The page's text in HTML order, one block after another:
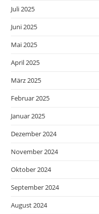
Juli 2025
Juni 2025
Mai 2025
April 2025
März 2025
Februar 2025
Januar 2025
Dezember 2024
November 2024
Oktober 2024
September 2024
August 2024